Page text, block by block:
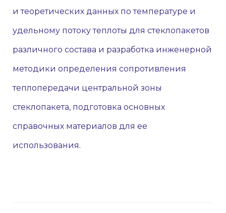
и теоретических данных по температуре и
удельному потоку теплоты для стеклопакетов
различного состава и разработка инженерной
методики определения сопротивления
теплопередачи центральной зоны
стеклопакета, подготовка основных
справочных материалов для ее
использования.